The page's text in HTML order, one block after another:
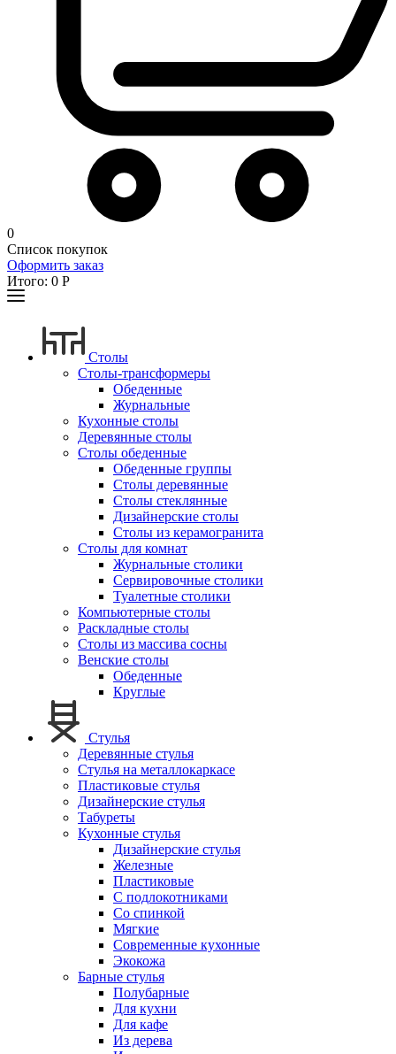
0
Список покупок
Оформить заказ
Итого: 0 Р
Столы
Столы-трансформеры
Обеденные
Журнальные
Кухонные столы
Деревянные столы
Столы обеденные
Обеденные группы
Столы деревянные
Столы стеклянные
Дизайнерские столы
Столы из керамогранита
Столы для комнат
Журнальные столики
Сервировочные столики
Туалетные столики
Компьютерные столы
Раскладные столы
Столы из массива сосны
Венские столы
Обеденные
Круглые
Стулья
Деревянные стулья
Стулья на металлокаркасе
Пластиковые стулья
Дизайнерские стулья
Табуреты
Кухонные стулья
Дизайнерские стулья
Железные
Пластиковые
С подлокотниками
Со спинкой
Мягкие
Современные кухонные
Экокожа
Барные стулья
Полубарные
Для кухни
Для кафе
Из дерева